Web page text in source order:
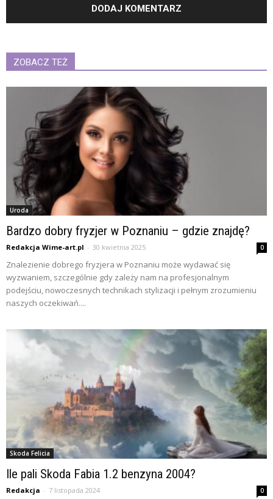
ZOBACZ TEŻ
Uroda
Bardzo dobry fryzjer w Poznaniu – gdzie znajdę?
Redakcja Wime-art.pl - 30 kwietnia 2025 0
Znalezienie dobrego fryzjera w Poznaniu może wydawać się
wyzwaniem, szczególnie gdy zależy nam na profesjonalnym
podejściu, nowoczesnych technikach stylizacji i pełnym zrozumieniu
naszych oczekiwań....
Skoda Felicia
Ile pali Skoda Fabia 1.2 benzyna 2004?
Redakcja - 7 listopada 2024 0